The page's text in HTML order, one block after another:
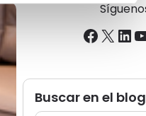
X
Buscar en el blog